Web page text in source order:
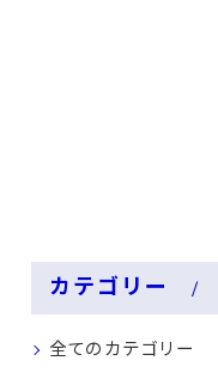
カテゴリー
全てのカテゴリー